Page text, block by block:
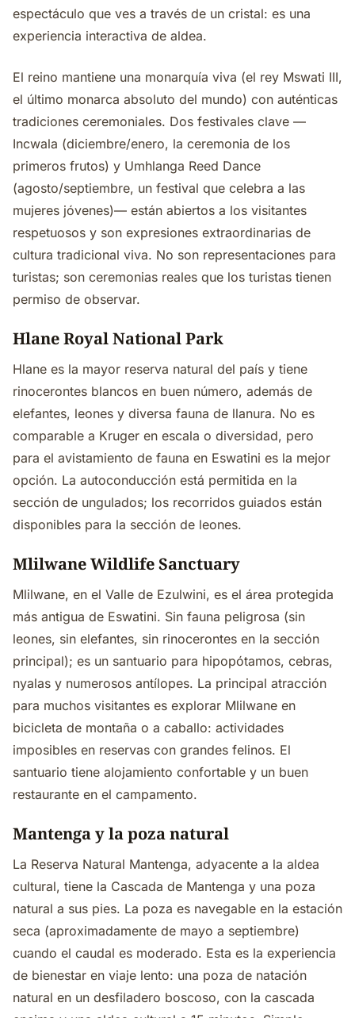
espectáculo que ves a través de un cristal: es una
experiencia interactiva de aldea.
El reino mantiene una monarquía viva (el rey Mswati III,
el último monarca absoluto del mundo) con auténticas
tradiciones ceremoniales. Dos festivales clave —
Incwala (diciembre/enero, la ceremonia de los
primeros frutos) y Umhlanga Reed Dance
(agosto/septiembre, un festival que celebra a las
mujeres jóvenes)— están abiertos a los visitantes
respetuosos y son expresiones extraordinarias de
cultura tradicional viva. No son representaciones para
turistas; son ceremonias reales que los turistas tienen
permiso de observar.
Hlane Royal National Park
Hlane es la mayor reserva natural del país y tiene
rinocerontes blancos en buen número, además de
elefantes, leones y diversa fauna de llanura. No es
comparable a Kruger en escala o diversidad, pero
para el avistamiento de fauna en Eswatini es la mejor
opción. La autoconducción está permitida en la
sección de ungulados; los recorridos guiados están
disponibles para la sección de leones.
Mlilwane Wildlife Sanctuary
Mlilwane, en el Valle de Ezulwini, es el área protegida
más antigua de Eswatini. Sin fauna peligrosa (sin
leones, sin elefantes, sin rinocerontes en la sección
principal); es un santuario para hipopótamos, cebras,
nyalas y numerosos antílopes. La principal atracción
para muchos visitantes es explorar Mlilwane en
bicicleta de montaña o a caballo: actividades
imposibles en reservas con grandes felinos. El
santuario tiene alojamiento confortable y un buen
restaurante en el campamento.
Mantenga y la poza natural
La Reserva Natural Mantenga, adyacente a la aldea
cultural, tiene la Cascada de Mantenga y una poza
natural a sus pies. La poza es navegable en la estación
seca (aproximadamente de mayo a septiembre)
cuando el caudal es moderado. Esta es la experiencia
de bienestar en viaje lento: una poza de natación
natural en un desfiladero boscoso, con la cascada